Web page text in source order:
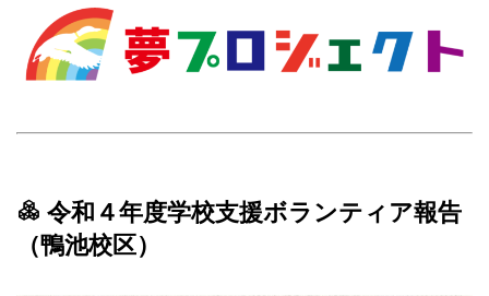
令和４年度学校支援ボランティア報告
（鴨池校区）